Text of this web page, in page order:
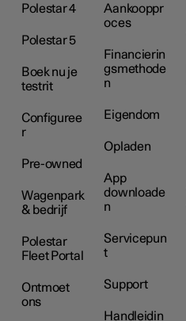
Polestar 4
Polestar 5
Boek nu je
testrit
Configuree
r
Pre-owned
Wagenpark
& bedrijf
Polestar
Fleet Portal
Ontmoet
ons
Aankooppr
oces
Financierin
gsmethode
n
Eigendom
Opladen
App
downloade
n
Servicepun
t
Support
Handleidin